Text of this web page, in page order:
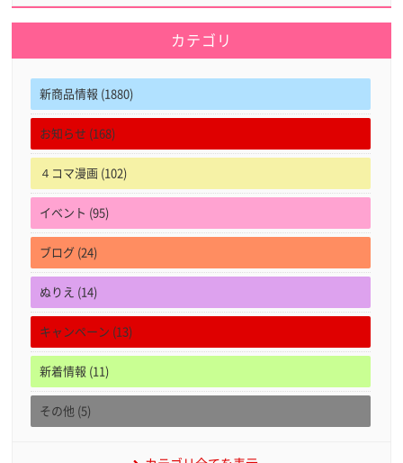
カテゴリ
新商品情報 (1880)
お知らせ (168)
４コマ漫画 (102)
イベント (95)
ブログ (24)
ぬりえ (14)
キャンペーン (13)
新着情報 (11)
その他 (5)